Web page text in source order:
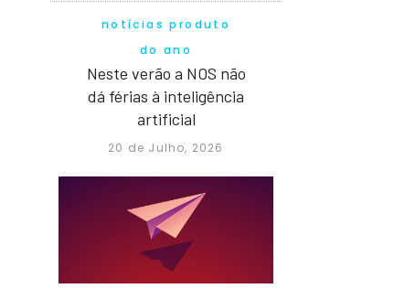
notícias produto
do ano
Neste verão a NOS não
dá férias à inteligência
artificial
20 de Julho, 2026